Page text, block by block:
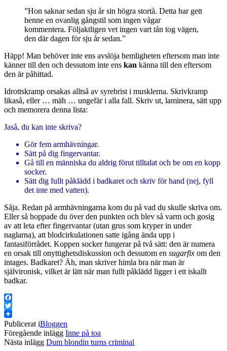
”Hon saknar sedan sju år sin högra stortå. Detta har gett
henne en ovanlig gångstil som ingen vågar
kommentera. Följaktligen vet ingen vart tån tog vägen,
den där dagen för sju år sedan.”
Häpp! Man behöver inte ens avslöja hemligheten eftersom man inte
känner till den och dessutom inte ens kan känna till den eftersom
den är påhittad.
Idrottskramp orsakas alltså av syrebrist i musklerna. Skrivkramp
likaså, eller … mäh … ungefär i alla fall. Skriv ut, laminera, sätt upp
och memorera denna lista:
Jaså, du kan inte skriva?
Gör fem armhävningar.
Sätt på dig fingervantar.
Gå till en människa du aldrig förut tilltalat och be om en kopp
socker.
Sätt dig fullt påklädd i badkaret och skriv för hand (nej, fyll
det inte med vatten).
Såja. Redan på armhävningarna kom du på vad du skulle skriva om.
Eller så hoppade du över den punkten och blev så varm och gosig
av att leta efter fingervantar (utan grus som kryper in under
naglarna), att blodcirkulationen satte igång ända upp i
fantasiförrådet. Koppen socker fungerar på två sätt: den är numera
en orsak till onyttighetsdiskussion och dessutom en sugarfix om den
intages. Badkaret? Äh, man skriver himla bra när man är
självironisk, vilket är lätt när man fullt påklädd ligger i ett iskallt
badkar.
Facebook
Twitter
Publicerat iBloggen
Föregående inlägg Inne på toa
Nästa inlägg Dum blondin turns criminal